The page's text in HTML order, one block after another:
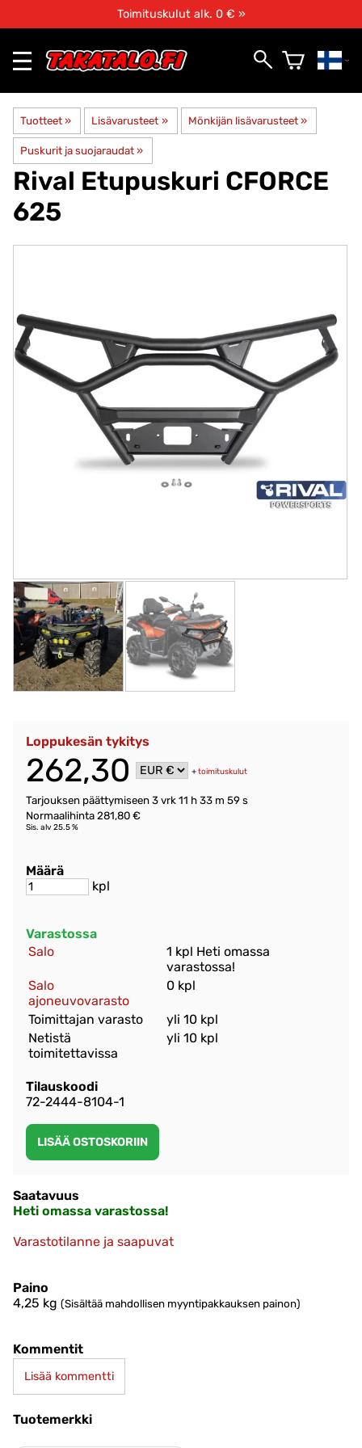
Toimituskulut alk. 0 € »
Tuotteet ‪» Lisävarusteet ‪» Mönkijän lisävarusteet ‪»
Puskurit ja suojaraudat ‪»
Rival Etupuskuri CFORCE
625
Loppukesän tykitys
262,30 +toimituskulut
Tarjouksen päättymiseen 3 vrk 11 h 33 m 59 s
Normaalihinta 281,80 €
Sis. alv 25.5 %
Määrä
kpl
Varastossa
Salo
1 kpl Heti omassa
varastossa!
Salo
ajoneuvovarasto
0 kpl
Toimittajan varasto
yli 10 kpl
Netistä
toimitettavissa
yli 10 kpl
Tilauskoodi
72-2444-8104-1
Saatavuus
Heti omassa varastossa!
Varastotilanne ja saapuvat
Paino
4,25 kg (Sisältää mahdollisen myyntipakkauksen painon)
Kommentit
Lisää kommentti
Tuotemerkki